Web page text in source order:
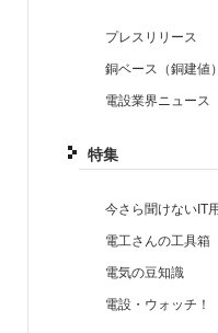
プレスリリース
銅ベース（銅建値
電設業界ニュース
特集
今さら聞けないIT
電工さんの工具箱
電気の豆知識
電設・ウォッチ！